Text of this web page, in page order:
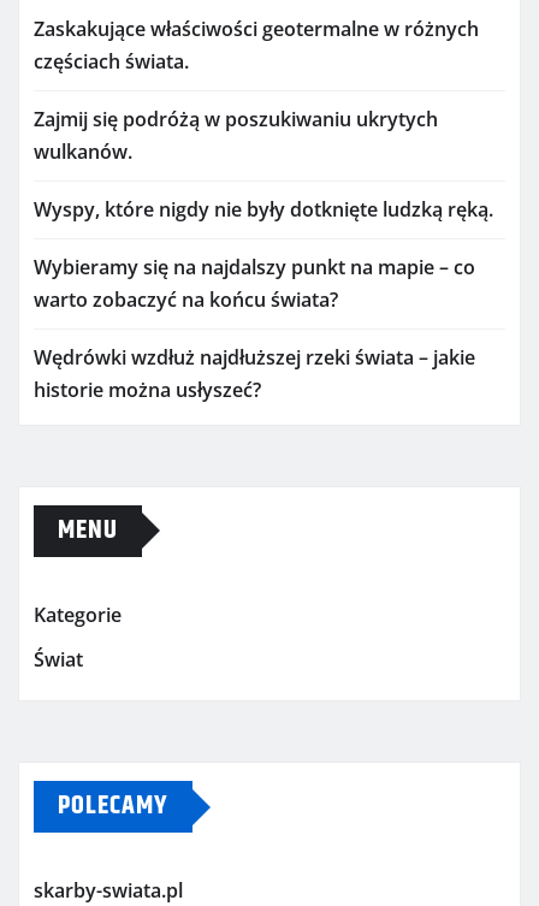
Zaskakujące właściwości geotermalne w różnych
częściach świata.
Zajmij się podróżą w poszukiwaniu ukrytych
wulkanów.
Wyspy, które nigdy nie były dotknięte ludzką ręką.
Wybieramy się na najdalszy punkt na mapie – co
warto zobaczyć na końcu świata?
Wędrówki wzdłuż najdłuższej rzeki świata – jakie
historie można usłyszeć?
MENU
Kategorie
Świat
POLECAMY
skarby-swiata.pl